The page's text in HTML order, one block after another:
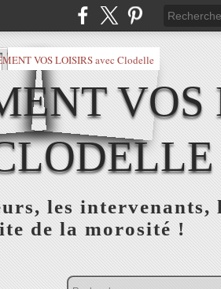
VOS
les intervenants,
de la morosité !